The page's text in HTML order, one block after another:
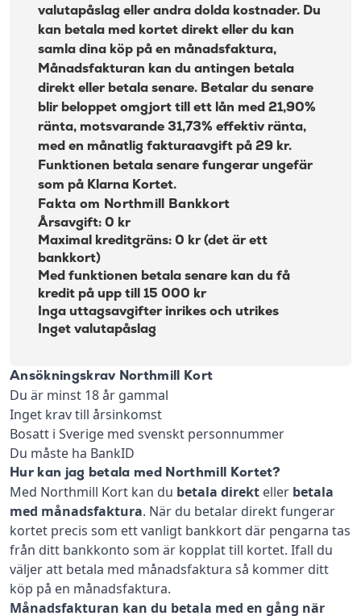
Om Northmill
Kundtjänst Northmill Kort
valutapåslag eller andra dolda kostnader. Du
kan betala med kortet direkt eller du kan
samla dina köp på en månadsfaktura,
Månadsfakturan kan du antingen betala
direkt eller betala senare. Betalar du senare
blir beloppet omgjort till ett lån med 21,90%
ränta, motsvarande 31,73% effektiv ränta,
med en månatlig fakturaavgift på 29 kr.
Funktionen betala senare fungerar ungefär
som på Klarna Kortet.
Fakta om Northmill Bankkort
Årsavgift: 0 kr
Maximal kreditgräns: 0 kr (det är ett
bankkort)
Med funktionen betala senare kan du få
kredit på upp till 15 000 kr
Inga uttagsavgifter inrikes och utrikes
Inget valutapåslag
Ansökningskrav Northmill Kort
Du är minst 18 år gammal
Inget krav till årsinkomst
Bosatt i Sverige med svenskt personnummer
Du måste ha BankID
Hur kan jag betala med Northmill Kortet?
Med Northmill Kort kan du betala direkt eller betala
med månadsfaktura. När du betalar direkt fungerar
kortet precis som ett vanligt bankkort där pengarna tas
från ditt bankkonto som är kopplat till kortet. Ifall du
väljer att betala med månadsfaktura så kommer ditt
köp på en månadsfaktura.
Månadsfakturan kan du betala med en gång när